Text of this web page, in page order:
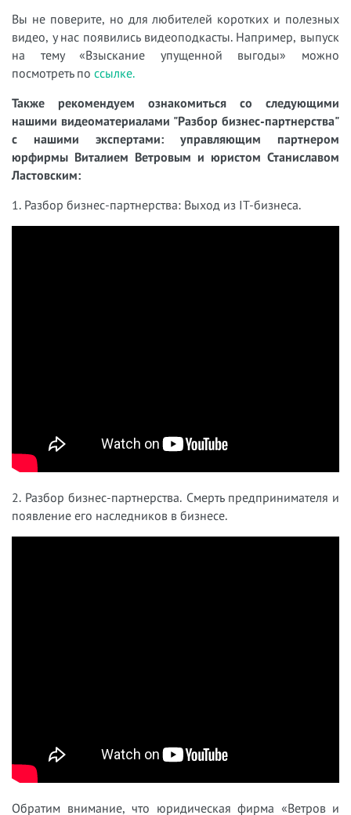
Вы не поверите, но для любителей коротких и полезных
видео, у нас появились видеоподкасты. Например, выпуск
на тему «Взыскание упущенной выгоды» можно
посмотреть по ссылке.
Также рекомендуем ознакомиться со следующими
нашими видеоматериалами "Разбор бизнес-партнерства"
с нашими экспертами: управляющим партнером
юрфирмы Виталием Ветровым и юристом Станиславом
Ластовским:
1. Разбор бизнес-партнерства: Выход из IT-бизнеса.
2. Разбор бизнес-партнерства. Смерть предпринимателя и
появление его наследников в бизнесе.
Обратим внимание, что юридическая фирма «Ветров и